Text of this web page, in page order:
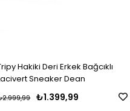
Hakiki Deri Erkek Bağcıklı
Sneaker Dean
₺1.399,99